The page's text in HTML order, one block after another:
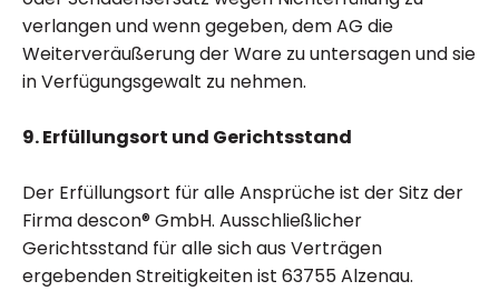
verlangen und wenn gegeben, dem AG die
Weiterveräußerung der Ware zu untersagen und sie
in Verfügungsgewalt zu nehmen.
9. Erfüllungsort und Gerichtsstand
Der Erfüllungsort für alle Ansprüche ist der Sitz der
Firma descon® GmbH. Ausschließlicher
Gerichtsstand für alle sich aus Verträgen
ergebenden Streitigkeiten ist 63755 Alzenau.